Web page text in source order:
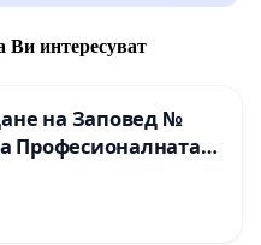
Ви интересуват
на Заповед №
Професионалната
технологии в
по икономика и